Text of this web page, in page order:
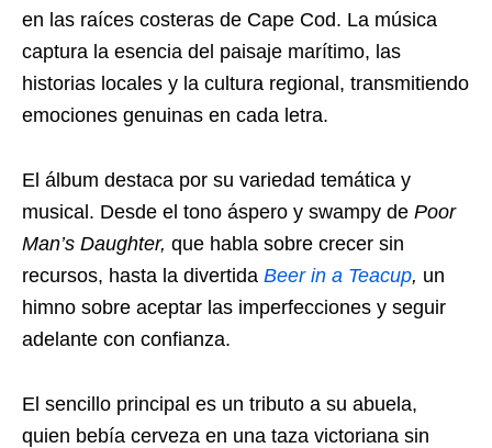
en las raíces costeras de Cape Cod. La música
captura la esencia del paisaje marítimo, las
historias locales y la cultura regional, transmitiendo
emociones genuinas en cada letra.
El álbum destaca por su variedad temática y
musical. Desde el tono áspero y swampy de Poor
Man’s Daughter, que habla sobre crecer sin
recursos, hasta la divertida Beer in a Teacup, un
himno sobre aceptar las imperfecciones y seguir
adelante con confianza.
El sencillo principal es un tributo a su abuela,
quien bebía cerveza en una taza victoriana sin